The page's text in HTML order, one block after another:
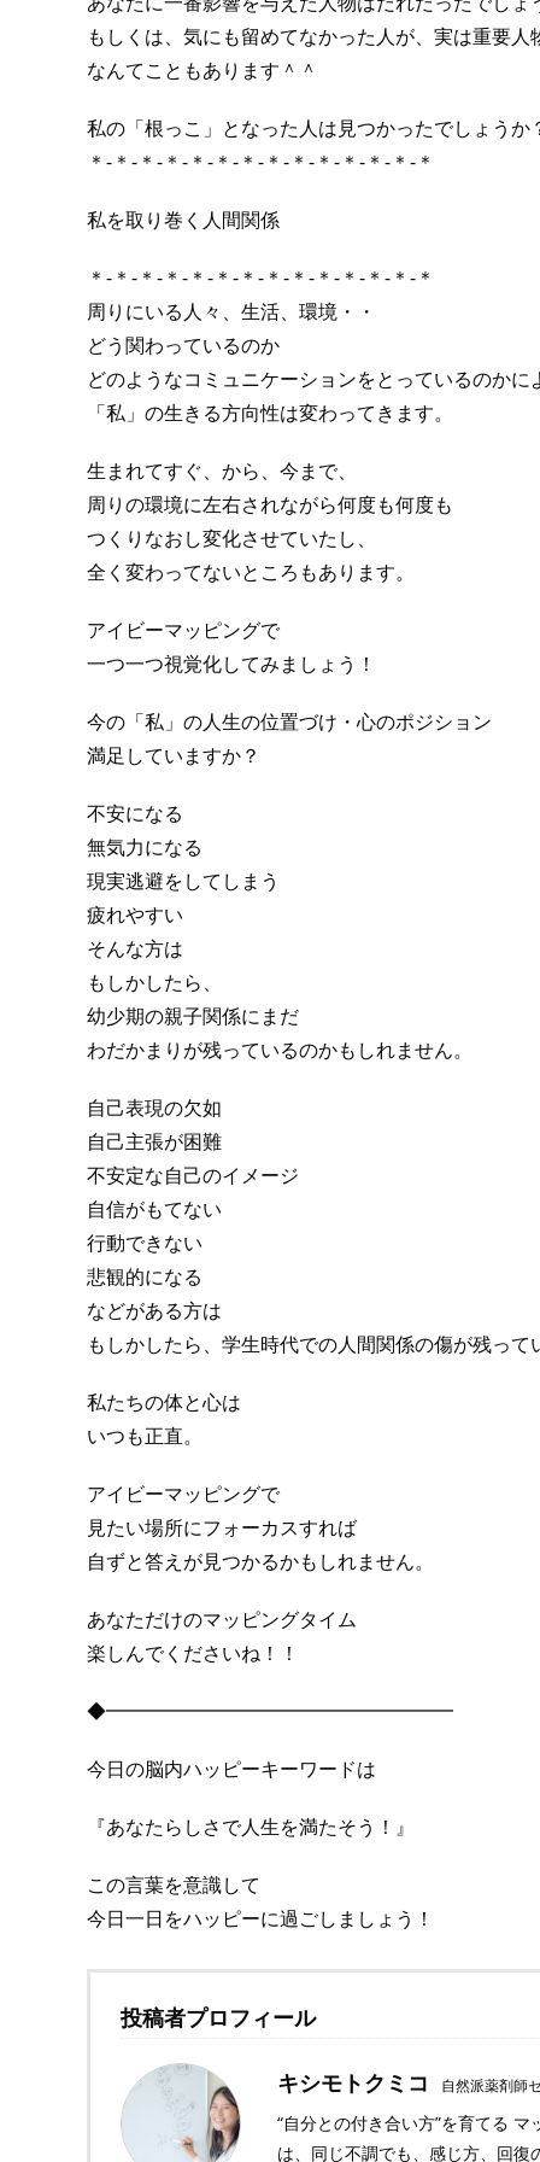
もしくは、気にも留めてなかった人が、実は重要人
なんてこともあります＾＾
私の「根っこ」となった人は見つかったでしょうか
＊-＊-＊-＊-＊-＊-＊-＊-＊-＊-＊-＊-＊-＊
私を取り巻く人間関係
＊-＊-＊-＊-＊-＊-＊-＊-＊-＊-＊-＊-＊-＊
周りにいる人々、生活、環境・・
どう関わっているのか
どのようなコミュニケーションをとっているのかに
「私」の生きる方向性は変わってきます。
生まれてすぐ、から、今まで、
周りの環境に左右されながら何度も何度も
つくりなおし変化させていたし、
全く変わってないところもあります。
アイビーマッピングで
一つ一つ視覚化してみましょう！
今の「私」の人生の位置づけ・心のポジション
満足していますか？
不安になる
無気力になる
現実逃避をしてしまう
疲れやすい
そんな方は
もしかしたら、
幼少期の親子関係にまだ
わだかまりが残っているのかもしれません。
自己表現の欠如
自己主張が困難
不安定な自己のイメージ
自信がもてない
行動できない
悲観的になる
などがある方は
もしかしたら、学生時代での人間関係の傷が残って
私たちの体と心は
いつも正直。
アイビーマッピングで
見たい場所にフォーカスすれば
自ずと答えが見つかるかもしれません。
あなただけのマッピングタイム
楽しんでくださいね！！
◆━━━━━━━━━━━━━━━━━━
今日の脳内ハッピーキーワードは
『あなたらしさで人生を満たそう！』
この言葉を意識して
今日一日をハッピーに過ごしましょう！
投稿者プロフィール
キシモトクミコ 自然派薬剤師
“自分との付き合い方”を育てる
は、同じ不調でも、感じ方、回